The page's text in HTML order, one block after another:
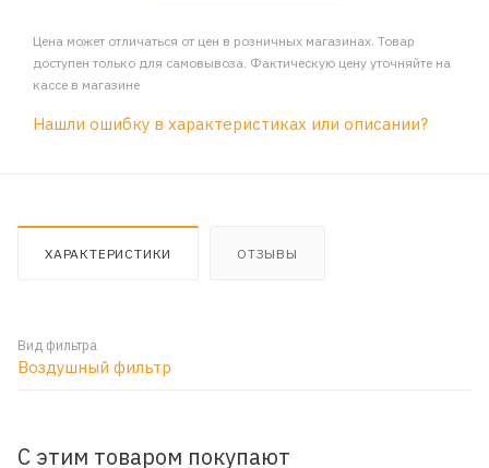
Цена может отличаться от цен в розничных магазинах. Товар
доступен только для самовывоза. Фактическую цену уточняйте на
кассе в магазине
Нашли ошибку в характеристиках или описании?
ХАРАКТЕРИСТИКИ ОТЗЫВЫ
Вид фильтра
Воздушный фильтр
С этим товаром покупают